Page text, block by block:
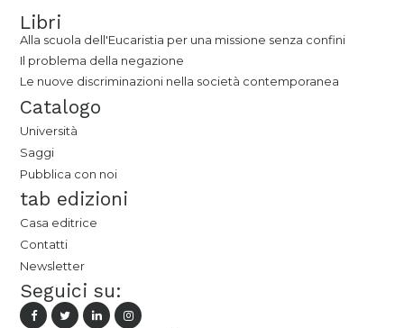
Libri
Alla scuola dell'Eucaristia per una missione senza confini
Il problema della negazione
Le nuove discriminazioni nella società contemporanea
Catalogo
Università
Saggi
Pubblica con noi
tab edizioni
Casa editrice
Contatti
Newsletter
Seguici su: